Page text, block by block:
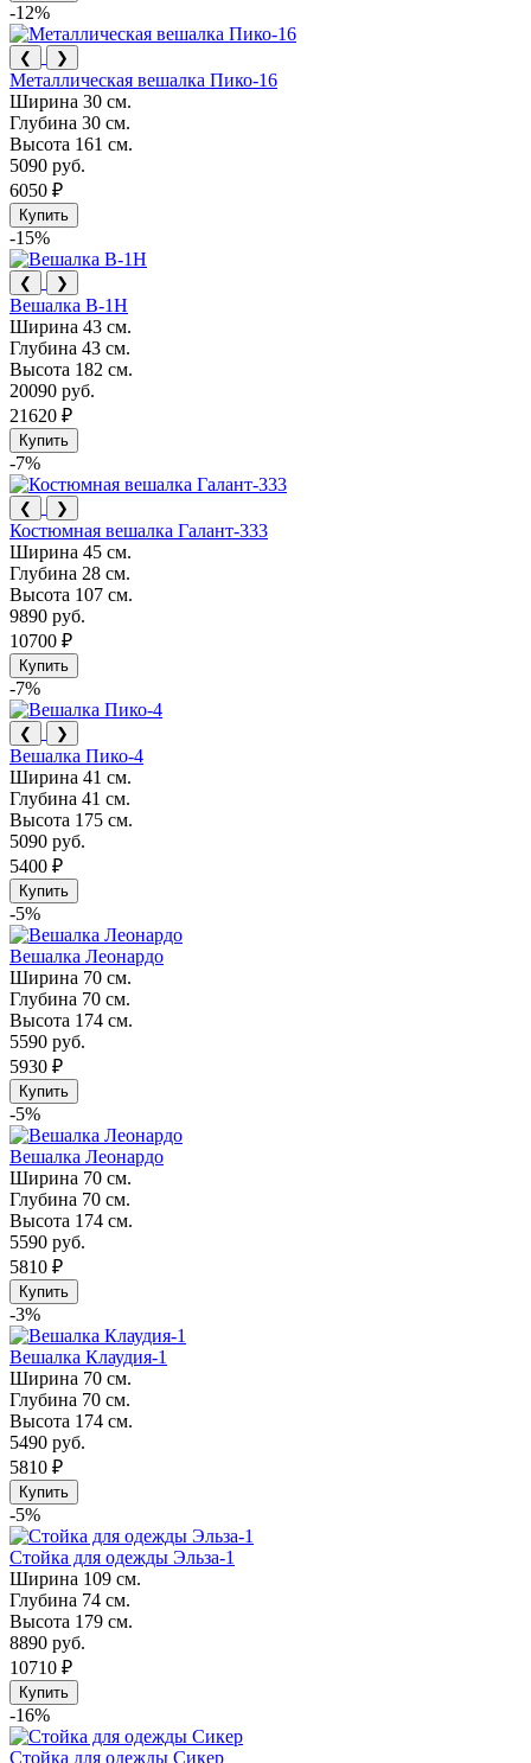
-12%
❮ ❯
Металлическая вешалка Пико-16
Ширина 30 см.
Глубина 30 см.
Высота 161 см.
5090 руб.
6050 ₽
Купить
-15%
❮ ❯
Вешалка В-1Н
Ширина 43 см.
Глубина 43 см.
Высота 182 см.
20090 руб.
21620 ₽
Купить
-7%
❮ ❯
Костюмная вешалка Галант-333
Ширина 45 см.
Глубина 28 см.
Высота 107 см.
9890 руб.
10700 ₽
Купить
-7%
❮ ❯
Вешалка Пико-4
Ширина 41 см.
Глубина 41 см.
Высота 175 см.
5090 руб.
5400 ₽
Купить
-5%
Вешалка Леонардо
Ширина 70 см.
Глубина 70 см.
Высота 174 см.
5590 руб.
5930 ₽
Купить
-5%
Вешалка Леонардо
Ширина 70 см.
Глубина 70 см.
Высота 174 см.
5590 руб.
5810 ₽
Купить
-3%
Вешалка Клаудия-1
Ширина 70 см.
Глубина 70 см.
Высота 174 см.
5490 руб.
5810 ₽
Купить
-5%
Стойка для одежды Эльза-1
Ширина 109 см.
Глубина 74 см.
Высота 179 см.
8890 руб.
10710 ₽
Купить
-16%
Стойка для одежды Сикер